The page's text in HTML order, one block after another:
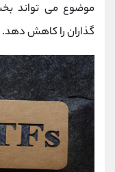
موضوع می ‌تواند
گذاران را کاهش دهد.